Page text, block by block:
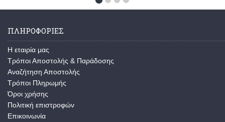
ΠΛΗΡΟΦΟΡΊΕΣ
Η εταιρία μας
Τρόποι Αποστολής & Παράδοσης
Αναζήτηση Αποστολής
Τρόποι Πληρωμής
Όροι χρήσης
Πολιτική επιστροφών
Επικοινωνία